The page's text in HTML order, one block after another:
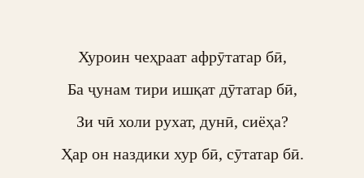
Хуроин чеҳраат афрӯтатар бӣ,
Ба ҷунам тири ишқат дӯтатар бӣ,
Зи чӣ холи рухат, дунӣ, сиёҳа?
Ҳар он наздики хур бӣ, сӯтатар бӣ.